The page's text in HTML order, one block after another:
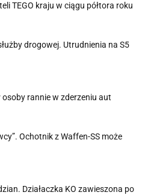
TEGO kraju w ciągu półtora roku
drogowej. Utrudnienia na S5
rannie w zderzeniu aut
Ochotnik z Waffen-SS może
Działaczka KO zawieszona po